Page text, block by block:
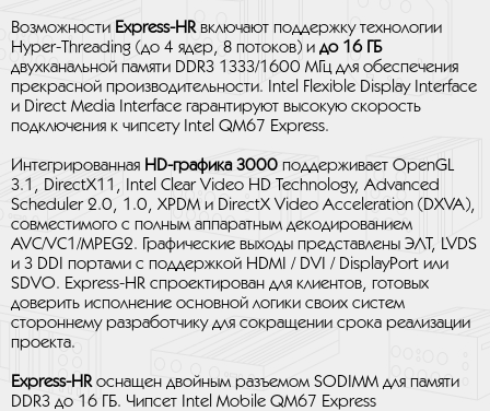
Возможности Express-HRвключают поддержку технологии
Hyper-Threading (до 4 ядер, 8 потоков) и до 16 ГБ
двухканальной памяти DDR3 1333/1600 МГц для обеспечения
прекрасной производительности. Intel Flexible Display Interface
и Direct Media Interface гарантируют высокую скорость
подключения к чипсету Intel QM67 Express.
Интегрированная HD-графика 3000 поддерживает OpenGL
3.1, DirectX11, Intel Clear Video HD Technology, Advanced
Scheduler 2.0, 1.0, XPDM и DirectX Video Acceleration (DXVA),
совместимого с полным аппаратным декодированием
AVC/VC1/MPEG2. Графические выходы представлены ЭЛТ, LVDS
и 3 DDI портами с поддержкой HDMI / DVI / DisplayPort или
SDVO. Express-HR спроектирован для клиентов, готовых
доверить исполнение основной логики своих систем
стороннему разработчику для сокращении срока реализации
проекта.
Express-HRоснащен двойным разъемом SODIMM для памяти
DDR3 до 16 ГБ. Чипсет Intel Mobile QM67 Express